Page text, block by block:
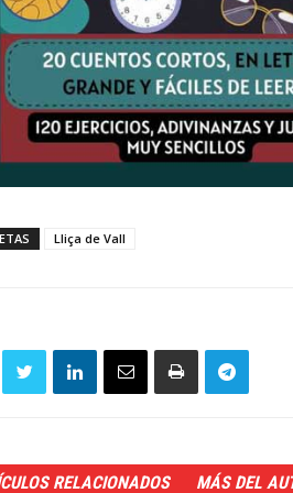
Lliça de Vall
RELACIONADOS MÁS DEL